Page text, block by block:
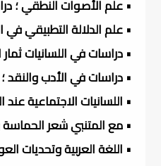
• علم الأصوات النطقي ؛
• علم الدلالة التطبيقي في
• دراسات في اللسانيات ثمار
• دراسات في الأدب والنقد ؛
• اللسانيات الاجتماعية عند
• مع المتنبي شعر
• اللغة العربية وتحديات